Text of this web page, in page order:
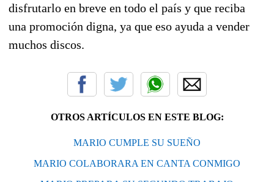
disfrutarlo en breve en todo el país y que reciba
una promoción digna, ya que eso ayuda a vender
muchos discos.
OTROS ARTÍCULOS EN ESTE BLOG:
MARIO CUMPLE SU SUEÑO
MARIO COLABORARA EN CANTA CONMIGO